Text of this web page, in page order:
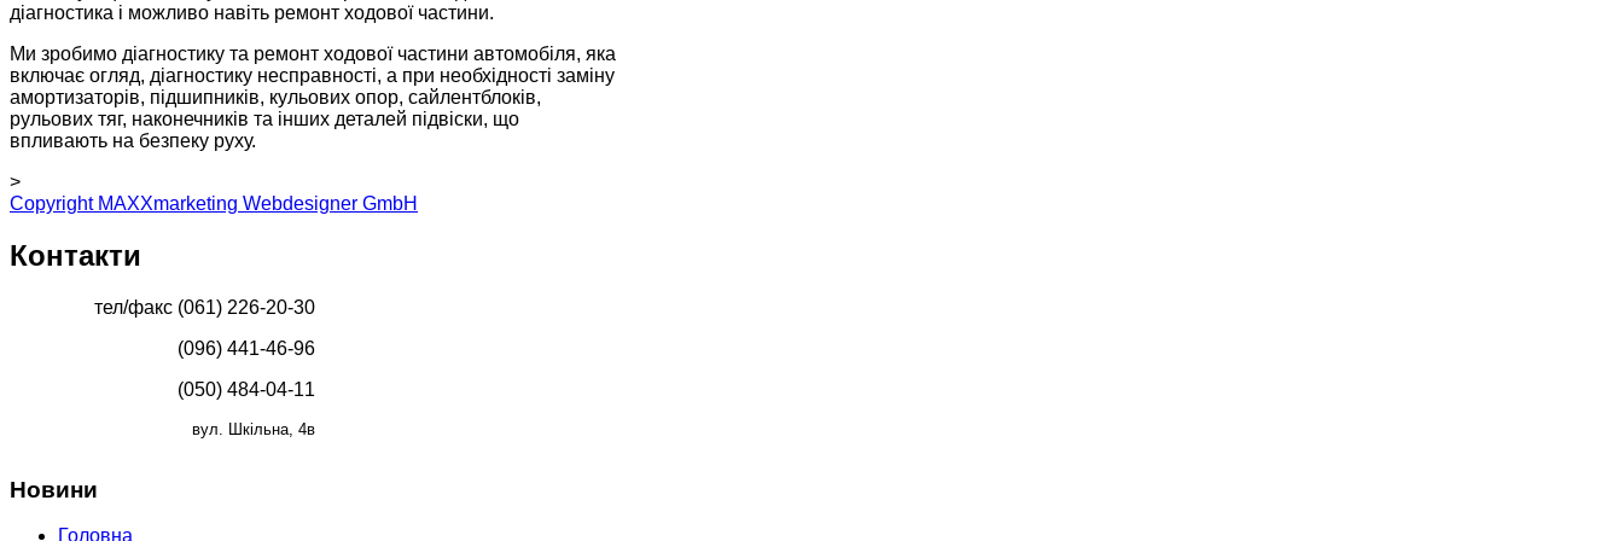
діагностика і можливо навіть ремонт ходової частини.
Ми зробимо діагностику та ремонт ходової частини автомобіля, яка
включає огляд, діагностику несправності, а при необхідності заміну
амортизаторів, підшипників, кульових опор, сайлентблоків,
рульових тяг, наконечників та інших деталей підвіски, що
впливають на безпеку руху.
>
Copyright MAXXmarketing Webdesigner GmbH
Контакти
тел/факс (061) 226-20-30
(096) 441-46-96
(050) 484-04-11
вул. Шкільна, 4в
Новини
Головна